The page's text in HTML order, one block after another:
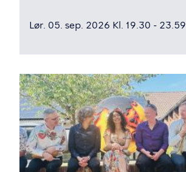
Lør. 05. sep. 2026 Kl. 19.30 - 23.59